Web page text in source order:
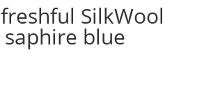
SilkWool
blue